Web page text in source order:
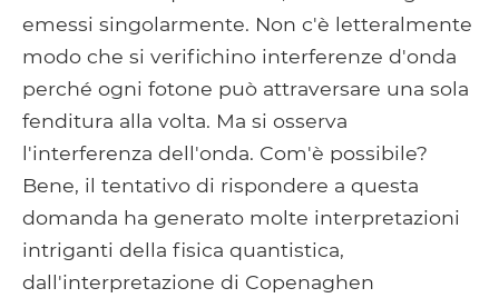
emessi singolarmente. Non c'è letteralmente
modo che si verifichino interferenze d'onda
perché ogni fotone può attraversare una sola
fenditura alla volta. Ma si osserva
l'interferenza dell'onda. Com'è possibile?
Bene, il tentativo di rispondere a questa
domanda ha generato molte interpretazioni
intriganti della fisica quantistica,
dall'interpretazione di Copenaghen